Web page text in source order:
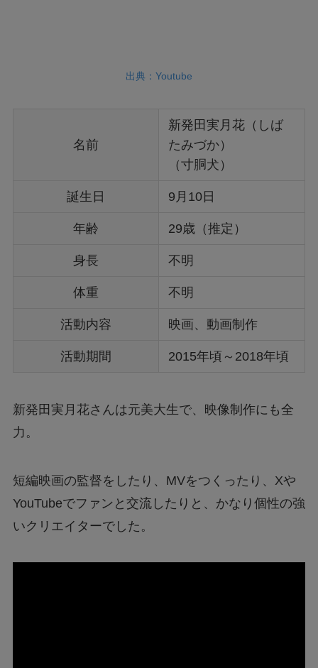
出典：Youtube
名前
新発田実月花（しば
たみづか）
（寸胴犬）
誕生日 9月10日
年齢 29歳（推定）
身長 不明
体重 不明
活動内容 映画、動画制作
活動期間 2015年頃～2018年頃
新発田実月花さんは元美大生で、映像制作にも全
力。
短編映画の監督をしたり、MVをつくったり、Xや
YouTubeでファンと交流したりと、かなり個性の強
いクリエイターでした。